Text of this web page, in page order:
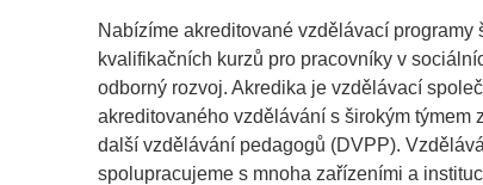
Nabízíme akreditované vzdělávací
kvalifikačních kurzů pro pracovníky v
odborný rozvoj. Akredika je vzdělávací
akreditovaného vzdělávání s širokým
další vzdělávání pedagogů (DVPP).
spolupracujeme s mnoha zařízeními a